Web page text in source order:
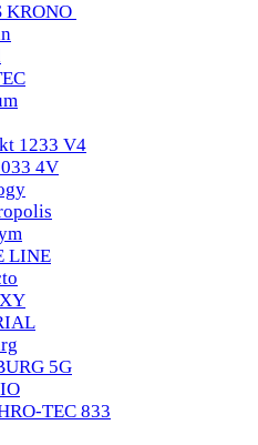
KRONO
1233 V4
4V
LINE
5G
TEC 833